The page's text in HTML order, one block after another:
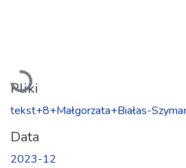
Ładowanie...
Pliki
tekst+8+Małgorzata+Białas-
Data
2023-12